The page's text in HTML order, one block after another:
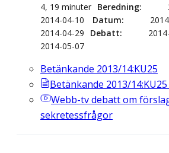
4, 19 minuter Beredning
2014-04-10
Datum
2014-04-29
Debatt
2014-05-07
Betänkande 2013/14:KU25
Betänkande 2013/14:KU25
Webb-tvdebatt om
sekretessfrågor